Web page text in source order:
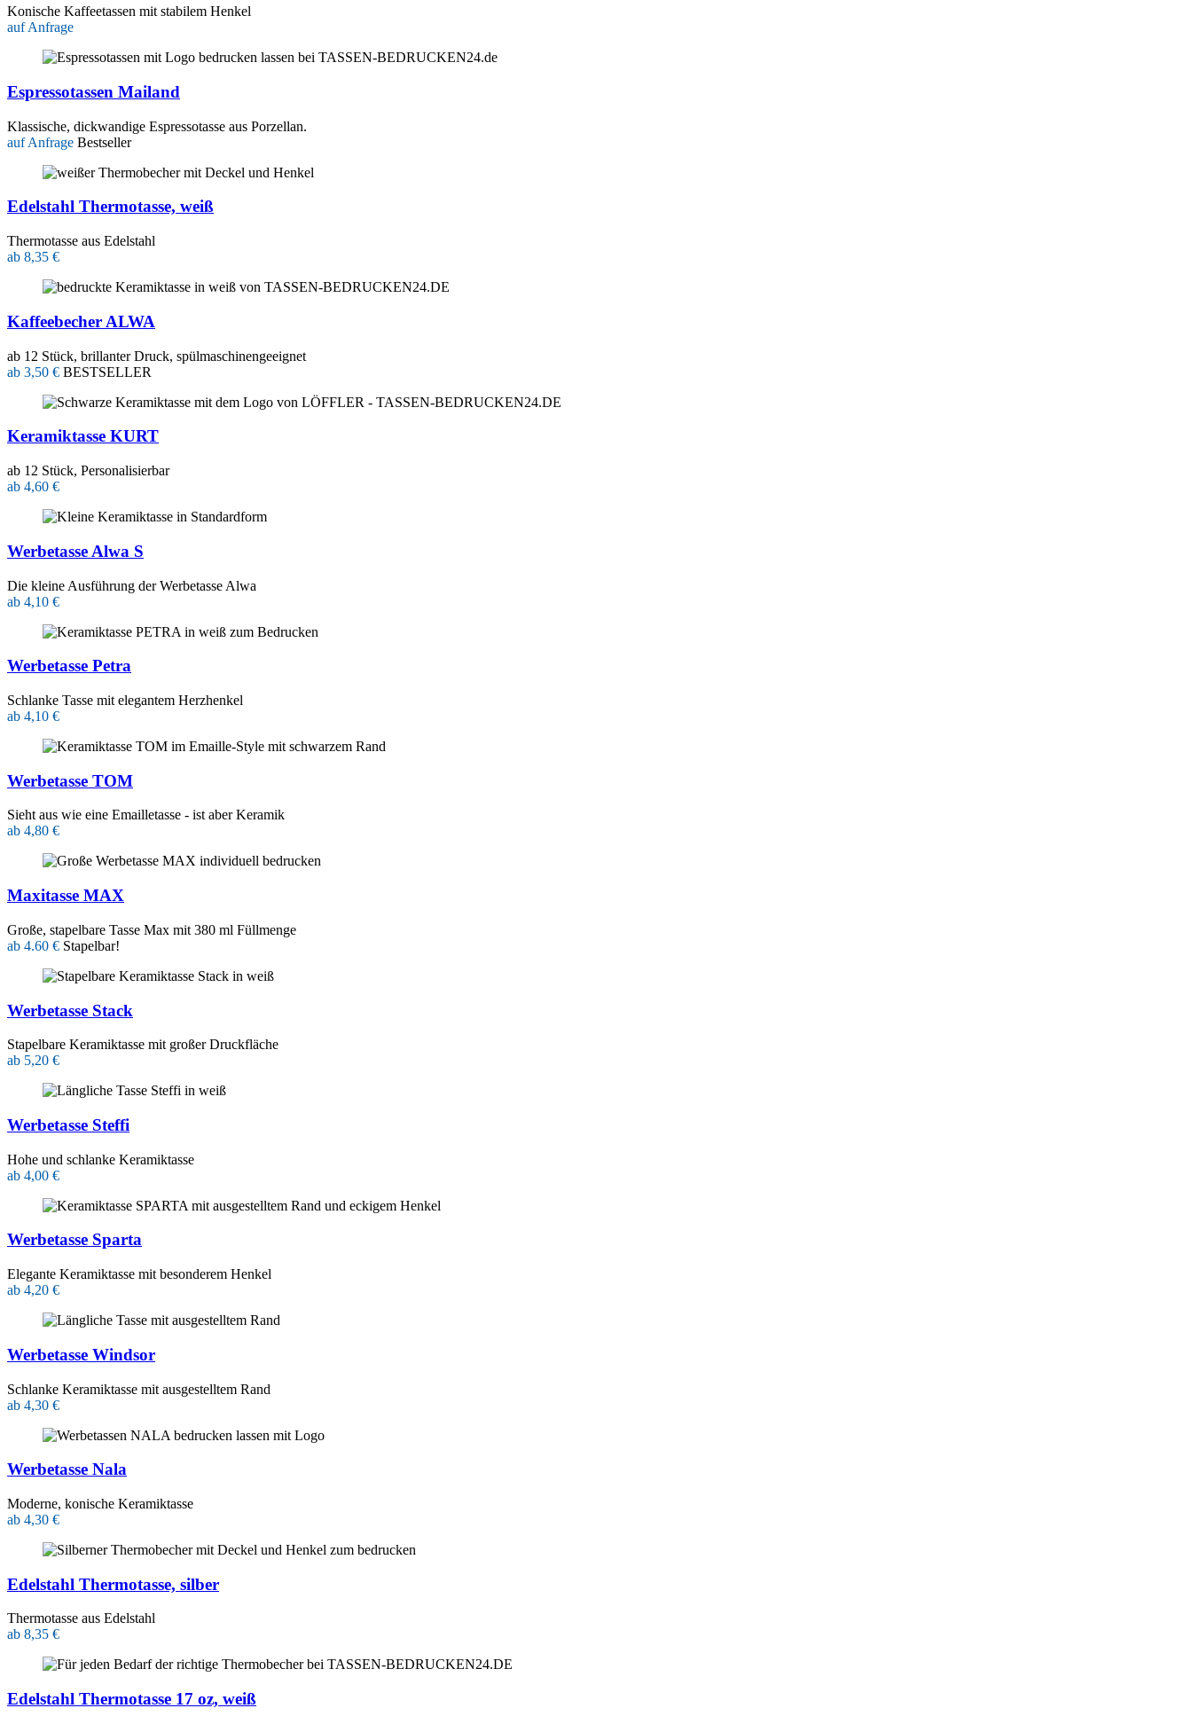
Konische Kaffeetassen mit stabilem Henkel
auf Anfrage
Espressotassen Mailand
Klassische, dickwandige Espressotasse aus Porzellan.
auf Anfrage Bestseller
Edelstahl Thermotasse, weiß
Thermotasse aus Edelstahl
ab 8,35 €
Kaffeebecher ALWA
ab 12 Stück, brillanter Druck, spülmaschinengeeignet
ab 3,50 € BESTSELLER
Keramiktasse KURT
ab 12 Stück, Personalisierbar
ab 4,60 €
Werbetasse Alwa S
Die kleine Ausführung der Werbetasse Alwa
ab 4,10 €
Werbetasse Petra
Schlanke Tasse mit elegantem Herzhenkel
ab 4,10 €
Werbetasse TOM
Sieht aus wie eine Emailletasse - ist aber Keramik
ab 4,80 €
Maxitasse MAX
Große, stapelbare Tasse Max mit 380 ml Füllmenge
ab 4.60 € Stapelbar!
Werbetasse Stack
Stapelbare Keramiktasse mit großer Druckfläche
ab 5,20 €
Werbetasse Steffi
Hohe und schlanke Keramiktasse
ab 4,00 €
Werbetasse Sparta
Elegante Keramiktasse mit besonderem Henkel
ab 4,20 €
Werbetasse Windsor
Schlanke Keramiktasse mit ausgestelltem Rand
ab 4,30 €
Werbetasse Nala
Moderne, konische Keramiktasse
ab 4,30 €
Edelstahl Thermotasse, silber
Thermotasse aus Edelstahl
ab 8,35 €
Edelstahl Thermotasse 17 oz, weiß